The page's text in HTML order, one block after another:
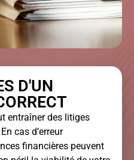
D'UN
entraîner des litiges
cas d’erreur
financières peuvent